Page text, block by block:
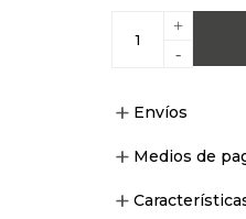
+
-
Envíos
Medios de